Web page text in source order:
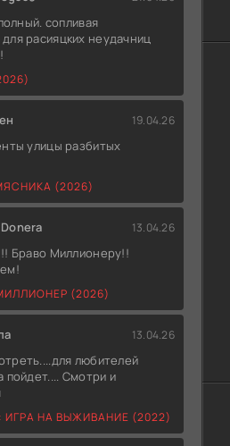
сопливая
расияцких неудачниц
19.04.26
улицы разбитых
(2026)
13.04.26
Браво Миллионеру!!
(2026)
13.04.26
любителей
пойдет.... Смотри и
НА ВЫЖИВАНИЕ (2022)